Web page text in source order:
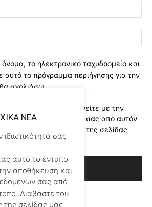
το ηλεκτρονικό ταχυδρομείο και
αυτό το πρόγραμμα περιήγησης για την
σχολιάσω.
αυτό το έντυπο συμφωνείτε με την
των δεδομένων σας από αυτόν
του ορους χρήσης της σελίδας
NEA
σας
αυτό το έντυπο
αποθήκευση και
σας από
του
της σελίδας μας